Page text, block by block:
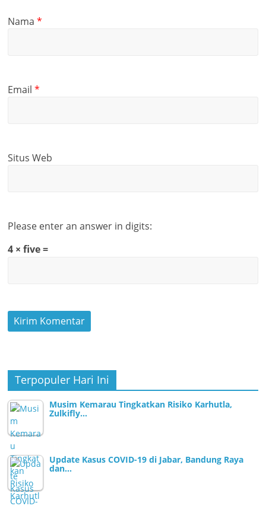
Nama*
Email*
Situs Web
Please enter an answer in digits:
4 × five =
Terpopuler Hari Ini
Musim Kemarau Tingkatkan Risiko Karhutla,
Zulkifly…
Update Kasus COVID-19 di Jabar, Bandung Raya
dan…